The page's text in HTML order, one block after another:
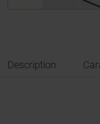
Description